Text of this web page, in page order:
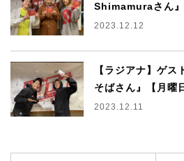
Shimamuraさん』
2023.12.12
【ラジアナ】ゲ
そばさん』【月曜
2023.12.11